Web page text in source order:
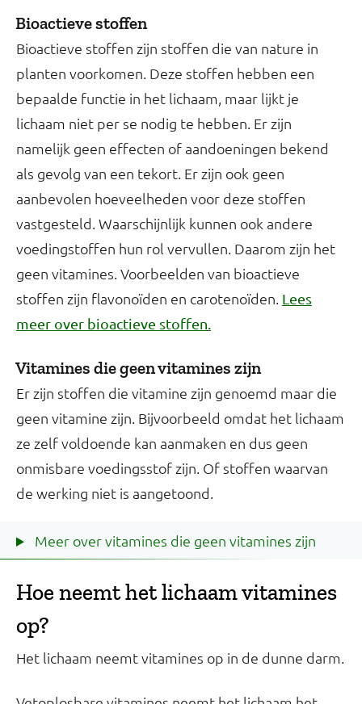
Bioactieve stoffen
Bioactieve stoffen zijn stoffen die van nature in
planten voorkomen. Deze stoffen hebben een
bepaalde functie in het lichaam, maar lijkt je
lichaam niet per se nodig te hebben. Er zijn
namelijk geen effecten of aandoeningen bekend
als gevolg van een tekort. Er zijn ook geen
aanbevolen hoeveelheden voor deze stoffen
vastgesteld. Waarschijnlijk kunnen ook andere
voedingstoffen hun rol vervullen. Daarom zijn het
geen vitamines. Voorbeelden van bioactieve
stoffen zijn flavonoïden en carotenoïden. Lees
meer over bioactieve stoffen.
Vitamines die geen vitamines zijn
Er zijn stoffen die vitamine zijn genoemd maar die
geen vitamine zijn. Bijvoorbeeld omdat het lichaam
ze zelf voldoende kan aanmaken en dus geen
onmisbare voedingsstof zijn. Of stoffen waarvan
de werking niet is aangetoond.
Meer over vitamines die geen vitamines zijn
Hoe neemt het lichaam vitamines
op?
Het lichaam neemt vitamines op in de dunne darm.